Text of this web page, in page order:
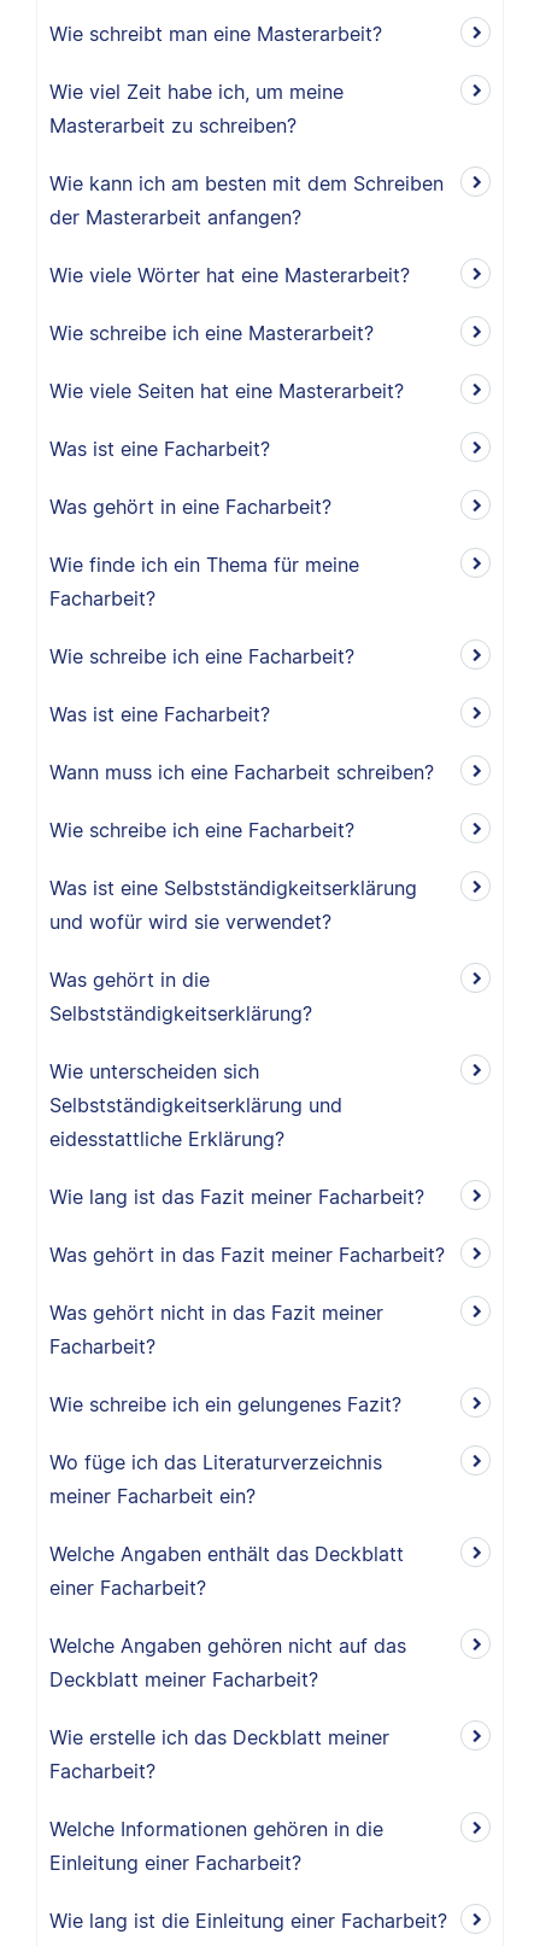
Wie schreibt man eine Masterarbeit?
Wie viel Zeit habe ich, um meine
Masterarbeit zu schreiben?
Wie kann ich am besten mit dem Schreiben
der Masterarbeit anfangen?
Wie viele Wörter hat eine Masterarbeit?
Wie schreibe ich eine Masterarbeit?
Wie viele Seiten hat eine Masterarbeit?
Was ist eine Facharbeit?
Was gehört in eine Facharbeit?
Wie finde ich ein Thema für meine
Facharbeit?
Wie schreibe ich eine Facharbeit?
Was ist eine Facharbeit?
Wann muss ich eine Facharbeit schreiben?
Wie schreibe ich eine Facharbeit?
Was ist eine Selbstständigkeitserklärung
und wofür wird sie verwendet?
Was gehört in die
Selbstständigkeitserklärung?
Wie unterscheiden sich
Selbstständigkeitserklärung und
eidesstattliche Erklärung?
Wie lang ist das Fazit meiner Facharbeit?
Was gehört in das Fazit meiner Facharbeit?
Was gehört nicht in das Fazit meiner
Facharbeit?
Wie schreibe ich ein gelungenes Fazit?
Wo füge ich das Literaturverzeichnis
meiner Facharbeit ein?
Welche Angaben enthält das Deckblatt
einer Facharbeit?
Welche Angaben gehören nicht auf das
Deckblatt meiner Facharbeit?
Wie erstelle ich das Deckblatt meiner
Facharbeit?
Welche Informationen gehören in die
Einleitung einer Facharbeit?
Wie lang ist die Einleitung einer Facharbeit?